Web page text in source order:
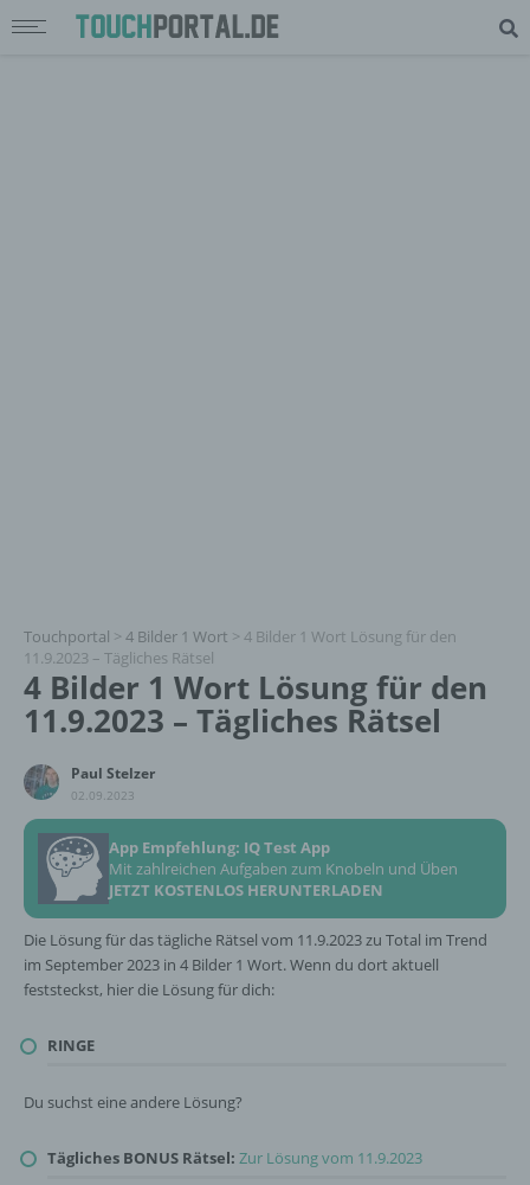
Touchportal > 4 Bilder 1 Wort > 4 Bilder 1 Wort Lösung für den
11.9.2023 – Tägliches Rätsel
4 Bilder 1 Wort Lösung für den
11.9.2023 – Tägliches Rätsel
Paul Stelzer
02.09.2023
App Empfehlung: IQ Test App
Mit zahlreichen Aufgaben zum Knobeln und Üben
JETZT KOSTENLOS HERUNTERLADEN
Die Lösung für das tägliche Rätsel vom 11.9.2023 zu Total im Trend
im September 2023 in 4 Bilder 1 Wort. Wenn du dort aktuell
feststeckst, hier die Lösung für dich:
RINGE
Du suchst eine andere Lösung?
Tägliches BONUS Rätsel: Zur Lösung vom 11.9.2023